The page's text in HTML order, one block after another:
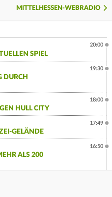
MITTELHESSEN-WEBRADIO
SPIEL
20:00
DURCH
19:30
HULL CITY
18:00
GELÄNDE
17:49
ALS 200
16:50